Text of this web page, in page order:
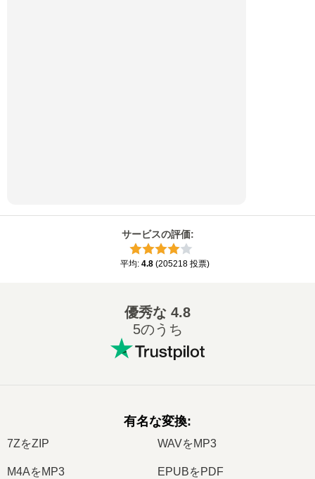
サービスの評価:
平均: 4.8 (205218 投票)
優秀な 4.8
5のうち
有名な変換:
7ZをZIP WAVをMP3
M4AをMP3 EPUBをPDF